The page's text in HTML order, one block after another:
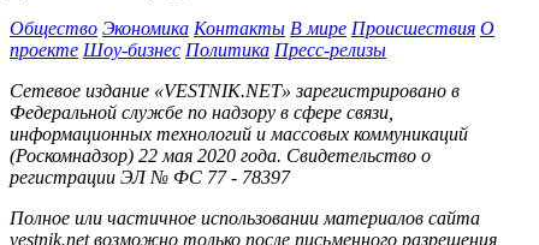
Общество Экономика Контакты В мире Происшествия О
проекте Шоу-бизнес Политика Пресс-релизы
Сетевое издание «VESTNIK.NET» зарегистрировано в
Федеральной службе по надзору в сфере связи,
информационных технологий и массовых коммуникаций
(Роскомнадзор) 22 мая 2020 года. Свидетельство о
регистрации ЭЛ № ФС 77 - 78397
Полное или частичное использовании материалов сайта
vestnik.net возможно только после письменного разрешения